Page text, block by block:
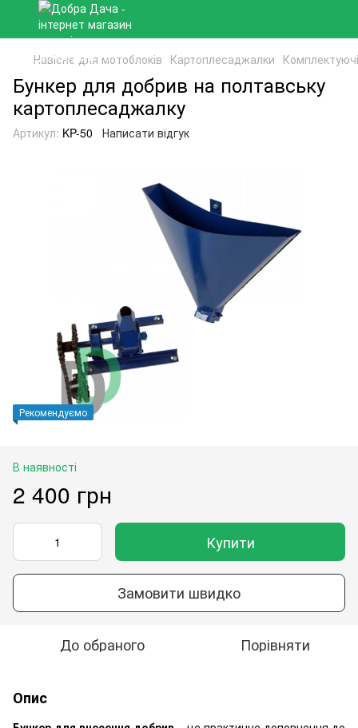
Навісне для мотоблоків Картоплесаджалки
Бункер для добрив на полтавську
картоплесаджалку
Артикул: KP-50 Написати відгук
Рекомендуємо
В наявності
2 400 грн
Купити
Замовити швидко
До обраного Порівняти
Опис